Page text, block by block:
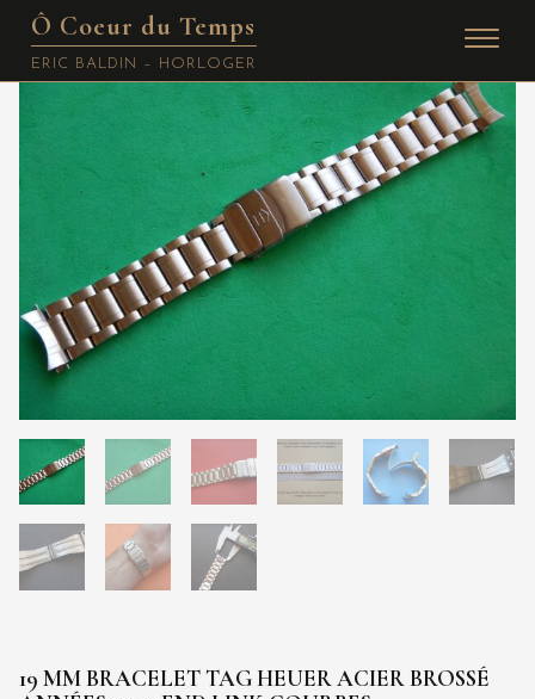
SkipÔ Coeur du Temps
ERIC BALDIN – HORLOGER
19 MM BRACELET TAG HEUER ACIER BROSSÉ